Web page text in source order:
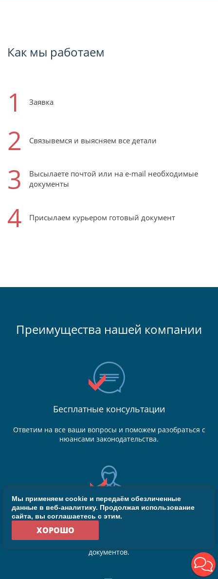
Как мы работаем
1 Заявка
2 Связывемся и выясняем все детали
3
Высылаете почтой или на e-mail необходимые
документы
4 Присылаем курьером готовый документ
Преимущества нашей компании
Бесплатные консультации
Ответим на все ваши вопросы и поможем разобраться с
нюансами законодательства.
Персональный менеджер
Сопроводим вас в течение всего процесса оформления
документов, решим текущие вопросы, составим архив
документов.
Мы применяем cookie и передаём обезличенные
данные в веб-аналитику. Продолжая использование
сайта, вы соглашаетесь с этим.
ХОРОШО